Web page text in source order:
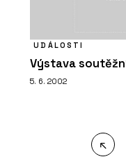
UDÁLOSTI
Výstava
5. 6. 2002
↖